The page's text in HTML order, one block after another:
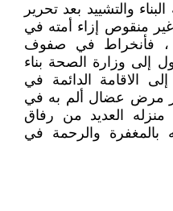
والتشييد بعد تحرير
غير منقوص إزاء أمته في
، فأنخراط في صفوف
إلى وزارة الصحة بناء
الاقامة الدائمة في
مرض عضال ألم به في
على منزله العديد من رفاق
بالمغفرة والرحمة في